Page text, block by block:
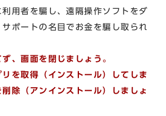
用者を騙し、遠隔操作ソフトをダ
ポートの名目でお金を騙し取られ
、画面を閉じましょう。
を取得（インストール）してしま
除（アンインストール）しましょ